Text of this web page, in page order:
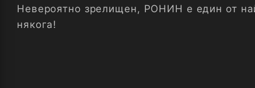
Невероятно зрелищен, РОНИН е един от
някога!